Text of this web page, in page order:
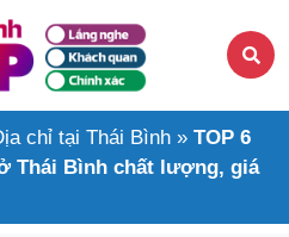
chỉ tại Thái Bình » TOP 6
Thái Bình chất lượng, giá